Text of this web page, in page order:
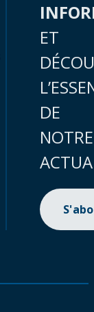
ET
DE
NOTRE